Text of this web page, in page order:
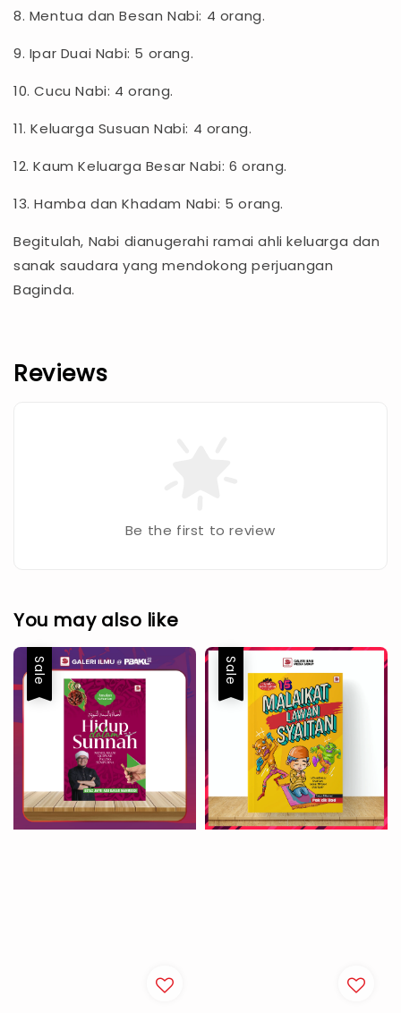
8. Mentua dan Besan Nabi: 4 orang.
9. Ipar Duai Nabi: 5 orang.
10. Cucu Nabi: 4 orang.
11. Keluarga Susuan Nabi: 4 orang.
12. Kaum Keluarga Besar Nabi: 6 orang.
13. Hamba dan Khadam Nabi: 5 orang.
Begitulah, Nabi dianugerahi ramai ahli keluarga dan
sanak saudara yang mendokong perjuangan
Baginda.
Reviews
Be the first to review
You may also like
Sale Sale